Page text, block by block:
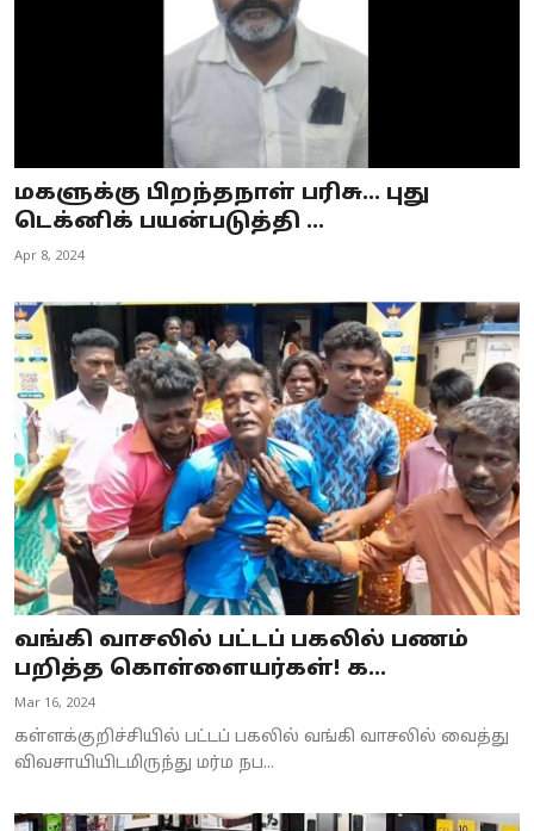
மகளுக்கு பிறந்தநாள் பரிசு... புது
டெக்னிக் பயன்படுத்தி ...
Apr 8, 2024
வங்கி வாசலில் பட்டப் பகலில் பணம்
பறித்த கொள்ளையர்கள்! க...
Mar 16, 2024
கள்ளக்குறிச்சியில் பட்டப் பகலில் வங்கி வாசலில் வைத்து
விவசாயியிடமிருந்து மர்ம நப...